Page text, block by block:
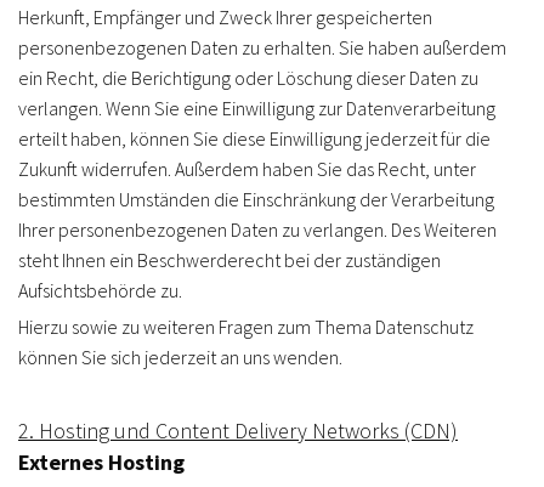
Herkunft, Empfänger und Zweck Ihrer gespeicherten
personenbezogenen Daten zu erhalten. Sie haben außerdem
ein Recht, die Berichtigung oder Löschung dieser Daten zu
verlangen. Wenn Sie eine Einwilligung zur Datenverarbeitung
erteilt haben, können Sie diese Einwilligung jederzeit für die
Zukunft widerrufen. Außerdem haben Sie das Recht, unter
bestimmten Umständen die Einschränkung der Verarbeitung
Ihrer personenbezogenen Daten zu verlangen. Des Weiteren
steht Ihnen ein Beschwerderecht bei der zuständigen
Aufsichtsbehörde zu.
Hierzu sowie zu weiteren Fragen zum Thema Datenschutz
können Sie sich jederzeit an uns wenden.
2. Hosting und Content Delivery Networks (CDN)
Externes Hosting